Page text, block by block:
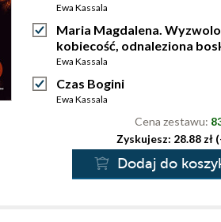
Ewa Kassala
Maria Magdalena.
kobiecość, odnaleziona
Ewa Kassala
Czas Bogini
Ewa Kassala
Cena zestawu:
Zyskujesz: 28.88 zł
Dodaj do